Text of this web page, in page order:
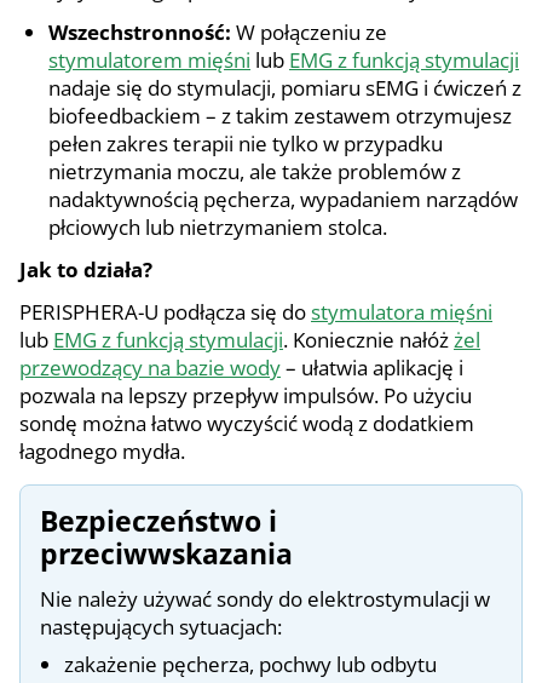
Wszechstronność: W połączeniu ze
stymulatorem mięśni lub EMG z funkcją stymulacji
nadaje się do stymulacji, pomiaru sEMG i ćwiczeń z
biofeedbackiem – z takim zestawem otrzymujesz
pełen zakres terapii nie tylko w przypadku
nietrzymania moczu, ale także problemów z
nadaktywnością pęcherza, wypadaniem narządów
płciowych lub nietrzymaniem stolca.
Jak to działa?
PERISPHERA-U podłącza się dostymulatora mięśni
lub EMG z funkcją stymulacji. Koniecznie nałóżżel
przewodzący na bazie wody– ułatwia aplikację i
pozwala na lepszy przepływ impulsów. Po użyciu
sondę można łatwo wyczyścić wodą z dodatkiem
łagodnego mydła.
Bezpieczeństwo i
przeciwwskazania
Nie należy używać sondy do elektrostymulacji w
następujących sytuacjach:
zakażenie pęcherza, pochwy lub odbytu